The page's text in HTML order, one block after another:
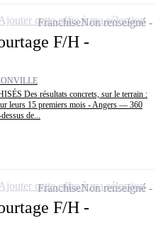
F/H -
Des résultats concrets, sur le terrain :
leurs 15 premiers mois - Angers — 360
de...
FranchiseNon renseigné
Ajouter cette offre à ma sélection
F/H -
FranchiseNon renseigné
Ajouter cette offre à ma sélection